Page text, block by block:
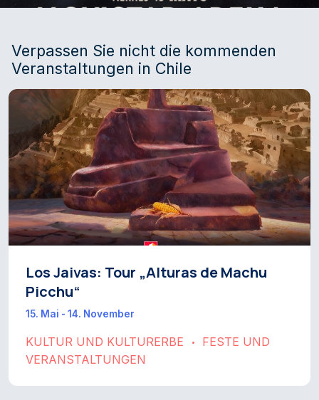
Verpassen Sie nicht die kommenden
Veranstaltungen in Chile
Los Jaivas: Tour „Alturas de Machu
Picchu“
15. Mai - 14. November
KULTUR UND KULTURERBE •
FESTE UND
VERANSTALTUNGEN